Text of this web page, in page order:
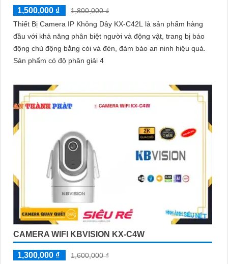
1,500,000 ₫
1,800,000 ₫
Thiết Bị Camera IP Không Dây KX-C42L là sản phẩm hàng
đầu với khả năng phân biệt người và động vật, trang bị báo
động chủ động bằng còi và đèn, đảm bảo an ninh hiệu quả.
Sản phẩm có độ phân giải 4
CAMERA WIFI KBVISION KX-C4W
1,300,000 ₫
1,600,000 ₫